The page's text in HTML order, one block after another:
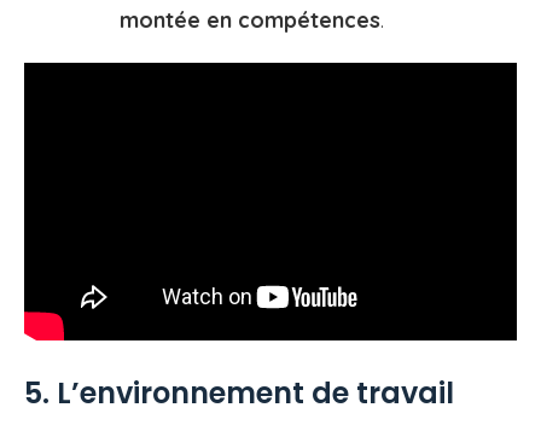
montée en compétences.
5. L’environnement de travail